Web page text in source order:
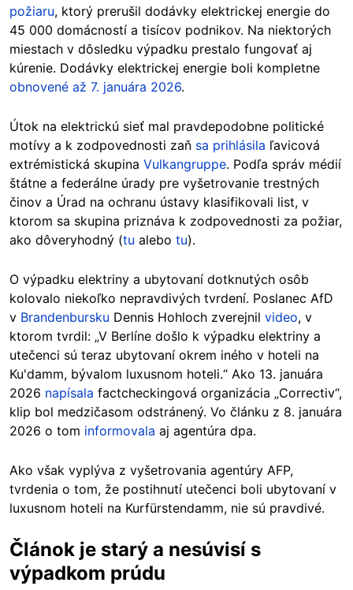
požiaru, ktorý prerušil dodávky elektrickej energie do
45 000 domácností a tisícov podnikov. Na niektorých
miestach v dôsledku výpadku prestalo fungovať aj
kúrenie. Dodávky elektrickej energie boli kompletne
obnovené až 7. januára 2026.
Útok na elektrickú sieť mal pravdepodobne politické
motívy a k zodpovednosti zaň sa prihlásila ľavicová
extrémistická skupina Vulkangruppe. Podľa správ médií
štátne a federálne úrady pre vyšetrovanie trestných
činov a Úrad na ochranu ústavy klasifikovali list, v
ktorom sa skupina priznáva k zodpovednosti za požiar,
ako dôveryhodný (tu alebo tu).
O výpadku elektriny a ubytovaní dotknutých osôb
kolovalo niekoľko nepravdivých tvrdení. Poslanec AfD
v Brandenbursku Dennis Hohloch zverejnil video, v
ktorom tvrdil: „V Berlíne došlo k výpadku elektriny a
utečenci sú teraz ubytovaní okrem iného v hoteli na
Ku'damm, bývalom luxusnom hoteli.“ Ako 13. januára
2026 napísala factcheckingová organizácia „Correctiv“,
klip bol medzičasom odstránený. Vo článku z 8. januára
2026 o tom informovala aj agentúra dpa.
Ako však vyplýva z vyšetrovania agentúry AFP,
tvrdenia o tom, že postihnutí utečenci boli ubytovaní v
luxusnom hoteli na Kurfürstendamm, nie sú pravdivé.
Článok je starý a nesúvisí s
výpadkom prúdu